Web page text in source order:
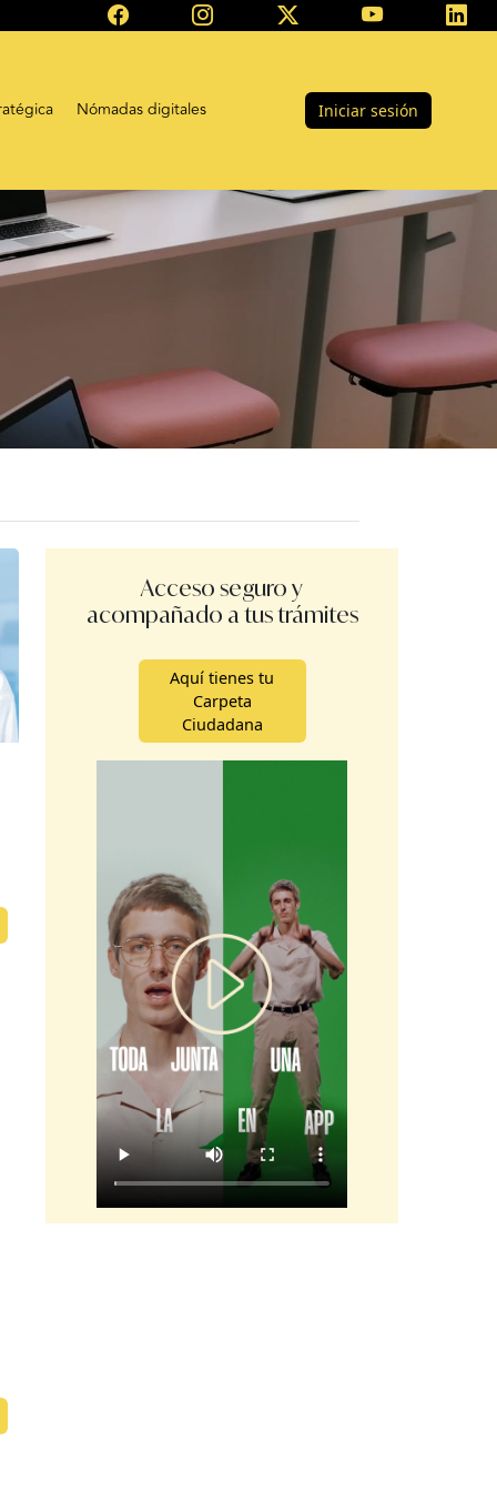
Nómadas digitales Iniciar sesión
Acceso seguro y
acompañado a tus trámites
Aquí tienes tu
Carpeta
Ciudadana